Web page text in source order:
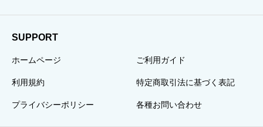
SUPPORT
ホームページ ご利用ガイド
利用規約 特定商取引法に基づく表記
プライバシーポリシー 各種お問い合わせ